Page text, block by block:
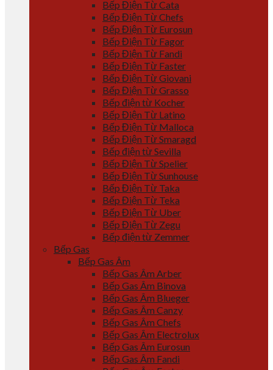
Bếp Điện Từ Cata
Bếp Điện Từ Chefs
Bếp Điện Từ Eurosun
Bếp Điện Từ Fagor
Bếp Điện Từ Fandi
Bếp Điện Từ Faster
Bếp Điện Từ Giovani
Bếp Điện Từ Grasso
Bếp điện từ Kocher
Bếp Điện Từ Latino
Bếp Điện Từ Malloca
Bếp Điện Từ Smaragd
Bếp điện từ Sevilla
Bếp Điện Từ Spelier
Bếp Điện Từ Sunhouse
Bếp Điện Từ Taka
Bếp Điện Từ Teka
Bếp Điện Từ Uber
Bếp Điện Từ Zegu
Bếp điện từ Zemmer
Bếp Gas
Bếp Gas Âm
Bếp Gas Âm Arber
Bếp Gas Âm Binova
Bếp Gas Âm Blueger
Bếp Gas Âm Canzy
Bếp Gas Âm Chefs
Bếp Gas Âm Electrolux
Bếp Gas Âm Eurosun
Bếp Gas Âm Fandi